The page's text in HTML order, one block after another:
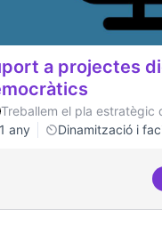
i democràtics
a projectes
Treballem el pla estratègic
1 any
Dinamització i